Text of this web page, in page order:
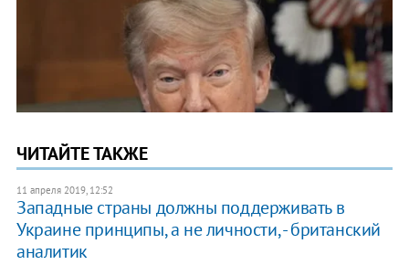
ЧИТАЙТЕ ТАКЖЕ
11 апреля 2019, 12:52
Западные страны должны поддерживать в
Украине принципы, а не личности, - британский
аналитик